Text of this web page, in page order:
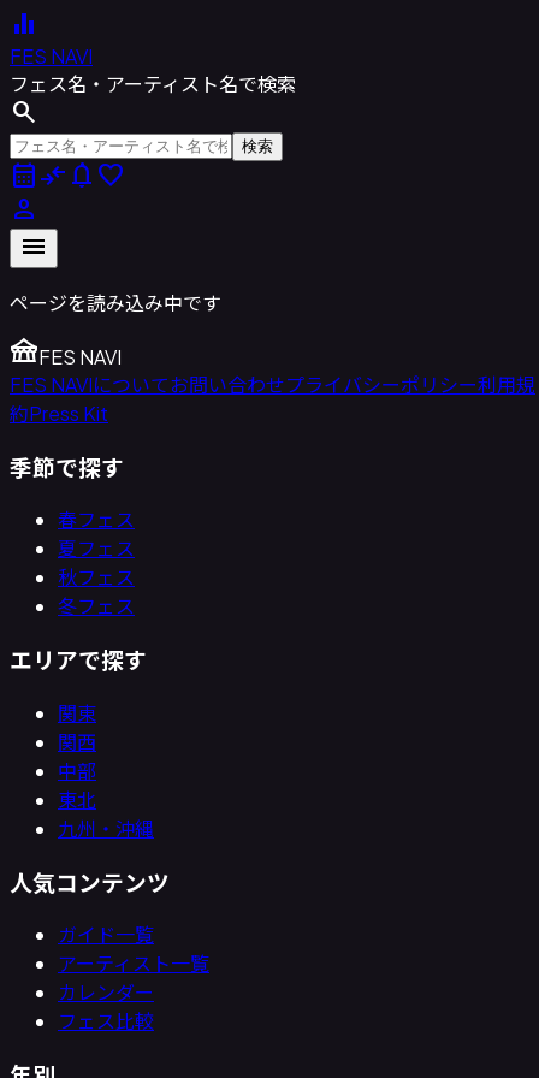
equalizer
FES NAVI
フェス名・アーティスト名で検索
search
検索
calendar_monthcompare_arrows notifications favorite
person
menu
ページを読み込み中です
festivalFES NAVI
FES NAVIについてお問い合わせプライバシーポリシー利用規
約Press Kit
季節で探す
春フェス
夏フェス
秋フェス
冬フェス
エリアで探す
関東
関西
中部
東北
九州・沖縄
人気コンテンツ
ガイド一覧
アーティスト一覧
カレンダー
フェス比較